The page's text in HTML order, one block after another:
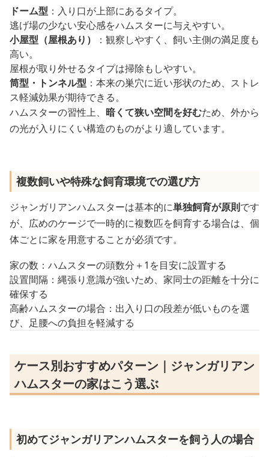
ドーム型 ：入り口が上部にあるタイプ。
逃げ場の少ない安心感をハムスターに与えやすい。
小屋型（屋根あり）
：観察しやすく、飼い主側の満足度も
高い。
屋根が取り外せるタイプは掃除もしやすい。
筒型・トンネル型 ：本来の巣穴に近い形状のため、ストレ
ス軽減効果が期待できる。
ハムスターの習性上、 暗くて狭い空間を好むため、外から
の光が入りにくい構造のものがより適しています。
複数飼いや特殊な飼育環境での選び方
ジャンガリアンハムスターは基本的に単独飼育が原則です
が、広めのケージで一時的に複数匹を飼育する場合は、個
体ごとに家を用意することが必須です。
家の数：ハムスターの頭数分＋1を目安に設置する
設置間隔：縄張り意識が強いため、家同士の距離を十分に
確保する
高齢ハムスターの場合：出入り口の段差が低いものを選
び、足腰への負担を軽減する
ケース別おすすめパターン｜ジャンガリアン
ハムスターの家はこう選ぶ
初めてジャンガリアンハムスターを飼う人の場合